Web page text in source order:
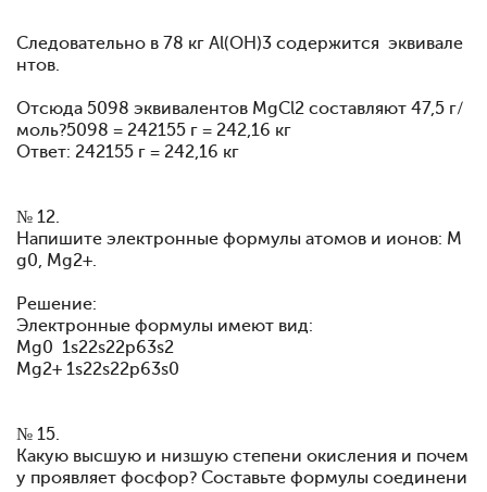
Следовательно в 78 кг Al(OH)3 содержится эквивале
нтов.
Отсюда 5098 эквивалентов MgCl2 составляют 47,5 г/
моль?5098 = 242155 г = 242,16 кг
Ответ: 242155 г = 242,16 кг
№ 12.
Напишите электронные формулы атомов и ионов: M
g0, Mg2+.
Решение:
Электронные формулы имеют вид:
Mg0 1s22s22p63s2
Mg2+ 1s22s22p63s0
№ 15.
Какую высшую и низшую степени окисления и почем
у проявляет фосфор? Составьте формулы соединени